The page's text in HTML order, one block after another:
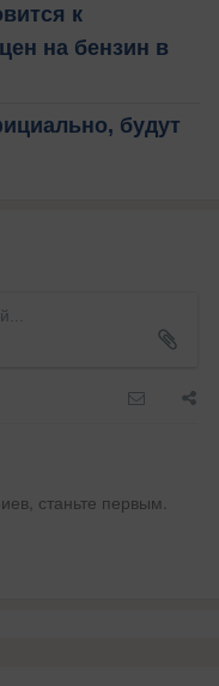
к
на бензин в
будут
станьте первым.